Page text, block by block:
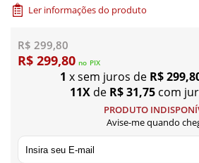
Ler informações do produto
R$ 299,80
R$ 299,80 no PIX
1 x sem juros de R$
11X de R$ 31,75 com
PRODUTO
Avise-me quando